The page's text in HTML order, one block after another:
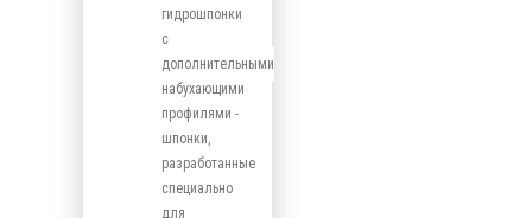
гидрошпонки
с
дополнительными
набухающими
профилями -
шпонки,
разработанные
специально
для